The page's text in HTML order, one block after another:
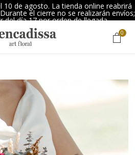
10 de agosto. La tienda online reabrirá
el cierre no se realizarán envíos;
del día 17 por orden de llegada.
0